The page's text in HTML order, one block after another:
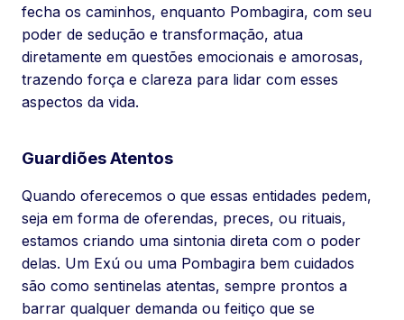
fecha os caminhos, enquanto Pombagira, com seu
poder de sedução e transformação, atua
diretamente em questões emocionais e amorosas,
trazendo força e clareza para lidar com esses
aspectos da vida.
Guardiões Atentos
Quando oferecemos o que essas entidades pedem,
seja em forma de oferendas, preces, ou rituais,
estamos criando uma sintonia direta com o poder
delas. Um Exú ou uma Pombagira bem cuidados
são como sentinelas atentas, sempre prontos a
barrar qualquer demanda ou feitiço que se